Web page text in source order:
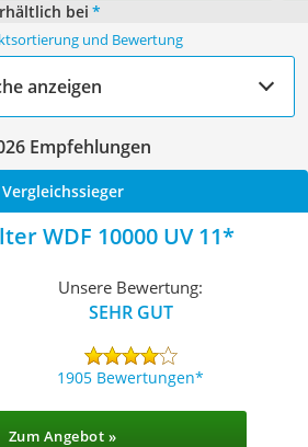
bei *
und Bewertung
anzeigen
Empfehlungen
Vergleichssieger
WDF 10000 UV 11
Unsere Bewertung:
SEHR GUT
1905 Bewertungen
Zum Angebot »